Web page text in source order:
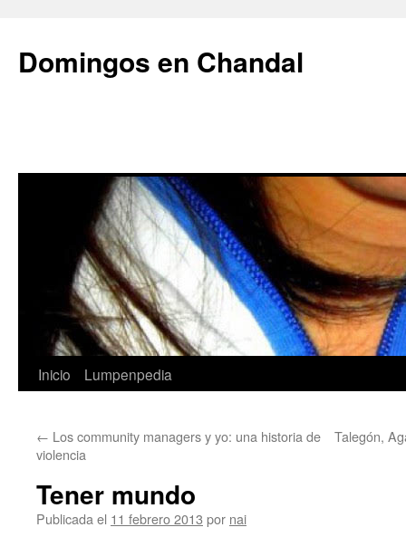
contenido
Domingos en Chandal
Inicio Lumpenpedia
← Los community managers y yo: una historia de
violencia
Talegón,
Tener mundo
Publicada el 11 febrero 2013 por nai